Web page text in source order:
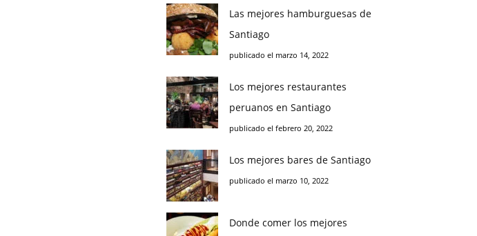
Las mejores hamburguesas de
Santiago
publicado el marzo 14, 2022
Los mejores restaurantes
peruanos en Santiago
publicado el febrero 20, 2022
Los mejores bares de Santiago
publicado el marzo 10, 2022
Donde comer los mejores